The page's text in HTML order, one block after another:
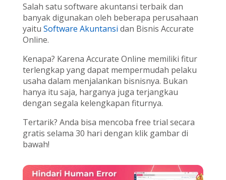
Salah satu software akuntansi terbaik dan
banyak digunakan oleh beberapa perusahaan
yaitu Software Akuntansi dan Bisnis Accurate
Online.
Kenapa? Karena Accurate Online memiliki fitur
terlengkap yang dapat mempermudah pelaku
usaha dalam menjalankan bisnisnya. Bukan
hanya itu saja, harganya juga terjangkau
dengan segala kelengkapan fiturnya.
Tertarik? Anda bisa mencoba free trial secara
gratis selama 30 hari dengan klik gambar di
bawah!